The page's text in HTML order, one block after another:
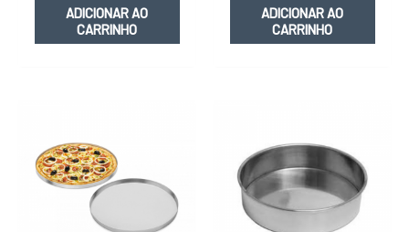
ADICIONAR AO
CARRINHO
ADICIONAR AO
CARRINHO